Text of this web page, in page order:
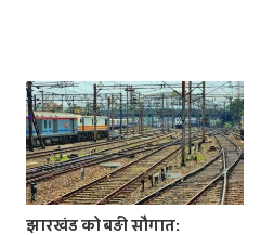
झारखंड को बड़ी सौगात: